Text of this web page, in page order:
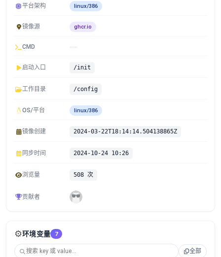
平台架构 linux/386
镜像源 ghcr.io
CMD
启动入口 /init
工作目录 /config
OS/平台 linux/386
镜像创建 2024-03-22T18:14:14.504138865Z
同步时间 2024-10-24 10:26
浏览量 508 次
贡献者
⚙️环境变量 7
全部